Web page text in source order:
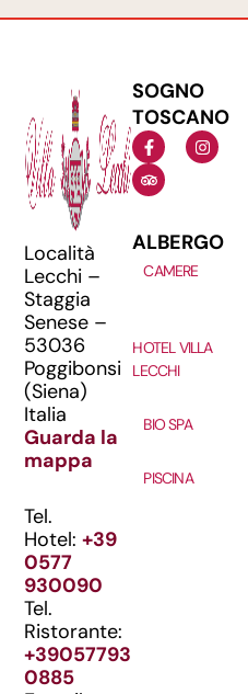
Località
Lecchi –
Staggia
Senese –
53036
Poggibonsi
(Siena)
Italia
Guarda la
mappa
Tel.
Hotel:+39
0577
930090
Tel.
Ristorante:
+39057793
0885
ALBERGO
CAMERE
HOTEL VILLA
LECCHI
BIO SPA
PISCINA
SOGNO
TOSCANO